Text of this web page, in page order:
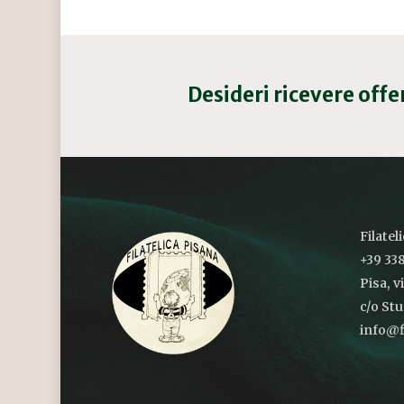
Desideri ricevere
+39
Pisa,
c/o